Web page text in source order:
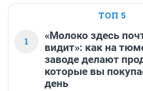
ТОП 5
1
«Молоко здесь
видит»: как на
заводе делают
которые вы
день